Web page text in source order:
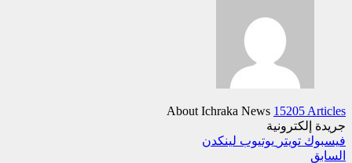
About Ichraka News 15205 Articles
جريدة إلكترونية
فيسبوك تويتر يوتيوب لينكدن
السابق